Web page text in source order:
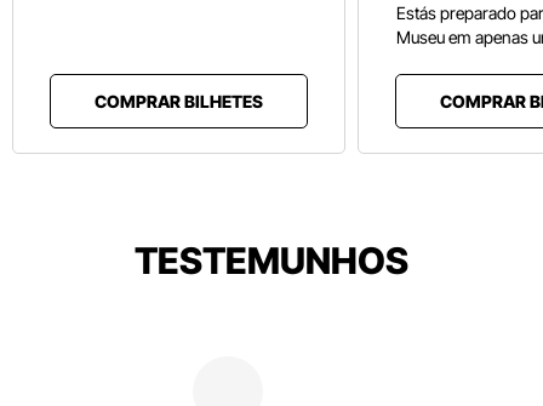
COMPRAR BILHETES
Estás preparado
Museu em apenas
COMPRAR
TESTEMUNHOS